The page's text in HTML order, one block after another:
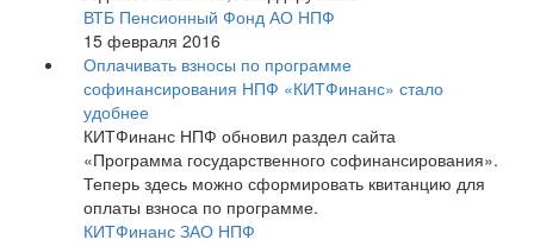
ВТБ Пенсионный Фонд АО НПФ
15 февраля 2016
Оплачивать взносы по программе
софинансирования НПФ «КИТФинанс» стало
удобнее
КИТФинанс НПФ обновил раздел сайта
«Программа государственного софинансирования».
Теперь здесь можно сформировать квитанцию для
оплаты взноса по программе.
КИТФинанс ЗАО НПФ